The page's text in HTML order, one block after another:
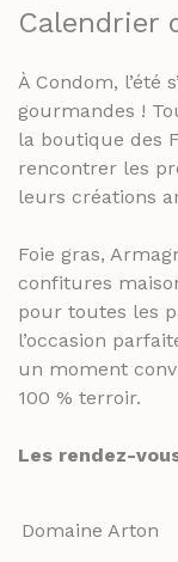
Calendrier
À Condom, l’été
gourmandes !
la boutique des
rencontrer les
leurs créations
Foie gras,
confitures
pour toutes les
l’occasion
un moment
100 % terroir.
Les rendez-
Domaine Arton